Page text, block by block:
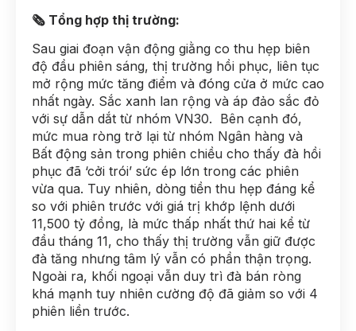
🗞 Tổng hợp thị trường:
Sau giai đoạn vận động giằng co thu hẹp biên
độ đầu phiên sáng, thị trường hồi phục, liên tục
mở rộng mức tăng điểm và đóng cửa ở mức cao
nhất ngày. Sắc xanh lan rộng và áp đảo sắc đỏ
với sự dẫn dắt từ nhóm VN30. Bên cạnh đó,
mức mua ròng trở lại từ nhóm Ngân hàng và
Bất động sản trong phiên chiều cho thấy đà hồi
phục đã ‘cởi trói’ sức ép lớn trong các phiên
vừa qua. Tuy nhiên, dòng tiền thu hẹp đáng kể
so với phiên trước với giá trị khớp lệnh dưới
11,500 tỷ đồng, là mức thấp nhất thứ hai kể từ
đầu tháng 11, cho thấy thị trường vẫn giữ được
đà tăng nhưng tâm lý vẫn có phần thận trọng.
Ngoài ra, khối ngoại vẫn duy trì đà bán ròng
khá mạnh tuy nhiên cường độ đã giảm so với 4
phiên liền trước.